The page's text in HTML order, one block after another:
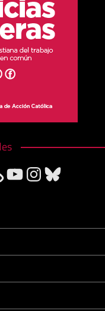
YouTubeInstagram
Bluesky